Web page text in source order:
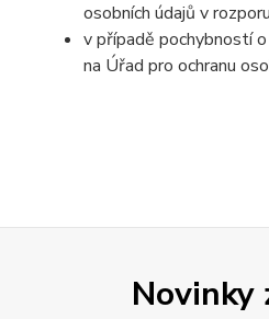
osobních údajů v
v případě pochybností
na Úřad pro ochranu
Novinky